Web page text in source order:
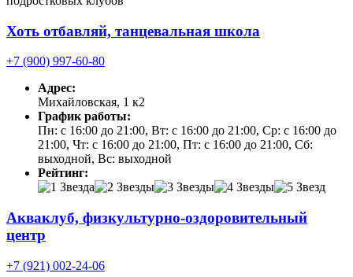
Хоть отбавляй, танцевальная школа
+7 (900) 997-60-80
Адрес:
Михайловская, 1 к2
График работы:
Пн: с 16:00 до 21:00, Вт: с 16:00 до 21:00, Ср: с 16:00 до
21:00, Чт: с 16:00 до 21:00, Пт: с 16:00 до 21:00, Сб:
выходной, Вс: выходной
Рейтинг:
Акваклуб, физкультурно-оздоровительный
центр
+7 (921) 002-24-06